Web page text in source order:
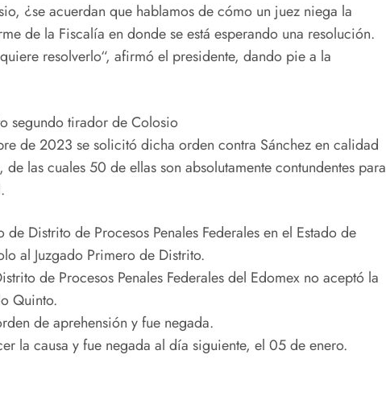
¿se acuerdan que hablamos de cómo un juez niega la
de la Fiscalía en donde se está esperando una resolución.
resolverlo“, afirmó el presidente, dando pie a la
segundo tirador de Colosio
de 2023 se solicitó dicha orden contra Sánchez en calidad
las cuales 50 de ellas son absolutamente contundentes para
Distrito de Procesos Penales Federales en el Estado de
al Juzgado Primero de Distrito.
de Procesos Penales Federales del Edomex no aceptó la
Quinto.
de aprehensión y fue negada.
la causa y fue negada al día siguiente, el 05 de enero.